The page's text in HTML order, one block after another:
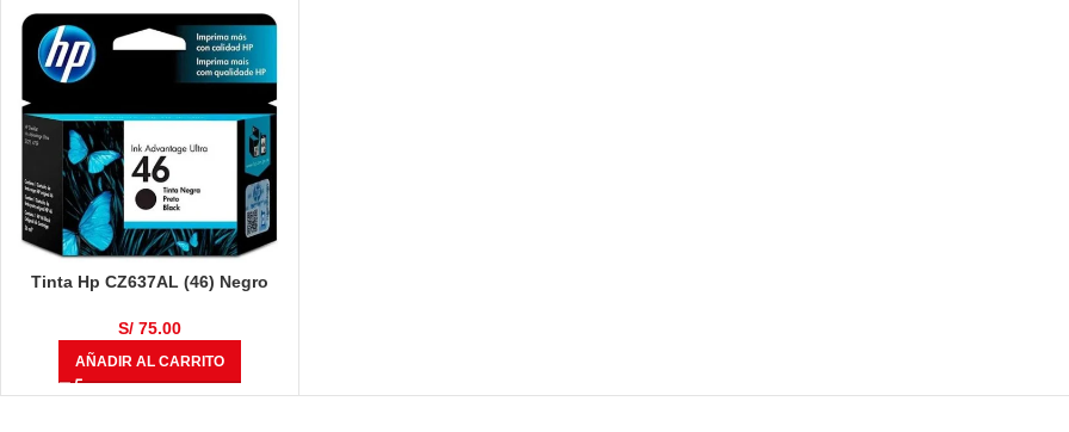
Tinta Hp CZ637AL (46) Negro
S/75.00
AÑADIR AL CARRITO